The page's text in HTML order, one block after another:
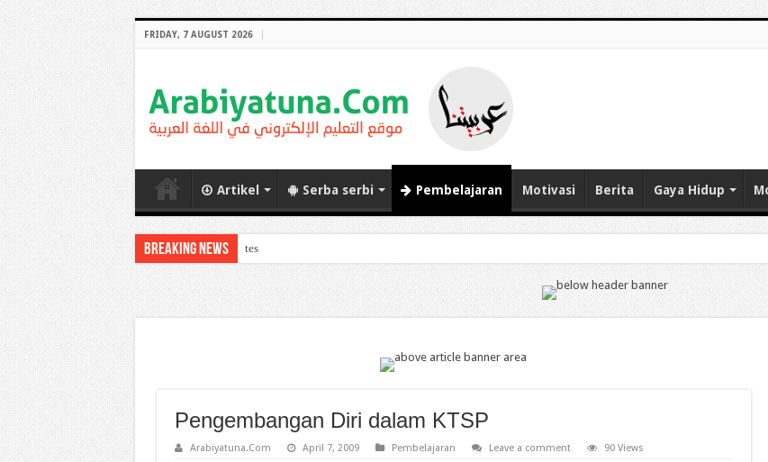
FRIDAY, 7 AUGUST 2026
Artikel Serba serbi Pembelajaran Motivasi Berita Gaya Hidup
Breaking News Guru Bah
Pengembangan Diri dalam KTSP
Arabiyatuna.Com April 7, 2009 Pembelajaran Leave a comment 90 Views